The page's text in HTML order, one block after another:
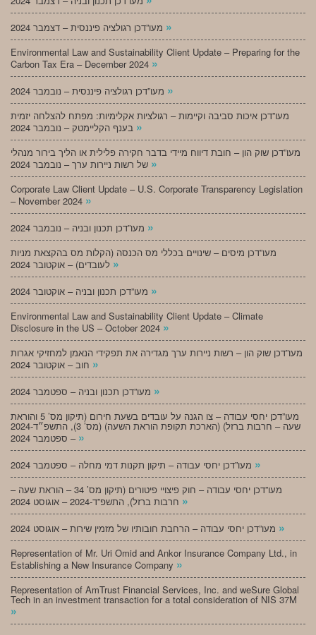
»
Environmental Law and Sustainability Client Update – Preparing for the
Carbon Tax Era – December 2024 »
»
מעו”דכן איכות סביבה וקיימות – רגולציות אקלימיות: מפתח להצלחה יזמית
»
מעו”דכן שוק הון – חובת דיווח מיידי בדבר חקירה פלילית או הליך בירור מנהלי
»
Corporate Law Client Update – U.S. Corporate Transparency Legislation
– November 2024 »
»
מעו”דכן מיסים – שינויים בכללי מס הכנסה (הקלות מס בהקצאת מניות
»
»
Environmental Law and Sustainability Client Update – Climate
Disclosure in the US – October 2024 »
מעו”דכן שוק הון – רשות ניירות ערך מגדירה את תפקידי הנאמן למחזיקי אגרות
»
»
מעו”דכן יחסי עבודה – צו הגנה על עובדים בשעת חירום (תיקון מס’ 5 והוראת
שעה – חרבות ברזל) (הארכת תקופת הוראת השעה) (מס’ 3), התשפ״ד-2024
– ספטמבר 2024 »
»
מעו”דכן יחסי עבודה – חוק פיצויי פיטורים (תיקון מס’ 34 – הוראת שעה –
»
»
Representation of Mr. Uri Omid and Ankor Insurance Company Ltd., in
Establishing a New Insurance Company »
Representation of AmTrust Financial Services, Inc. and weSure Global
Tech in an investment transaction for a total consideration of NIS 37M
»